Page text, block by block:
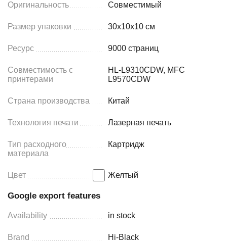
Оригинальность Совместимый
Размер упаковки 30x10x10 см
Ресурс 9000 страниц
Совместимость с
принтерами
HL-L9310CDW, MFC
L9570CDW
Страна производства Китай
Технология печати Лазерная печать
Тип расходного
материала
Картридж
Цвет Желтый
Google export features
Availability in stock
Brand Hi-Black